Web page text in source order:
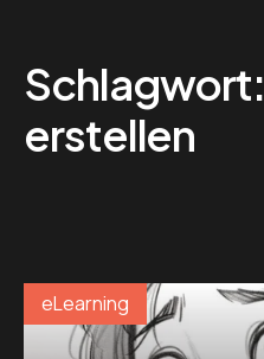
Schlagwort:
erstellen
eLearning